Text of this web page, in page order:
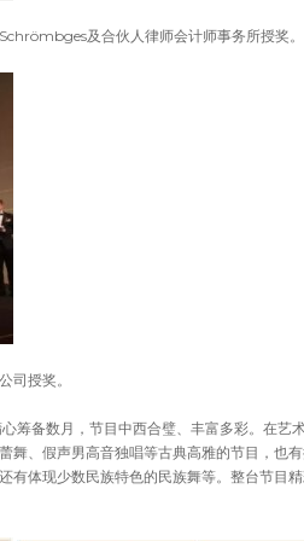
及合伙人律师会计师事务所授奖。
司授奖。
筹备数月，节目中西合璧、丰富多彩。在艺
舞、假声男高音独唱等古典高雅的节目，也
有体现少数民族特色的民族舞等。整台节目